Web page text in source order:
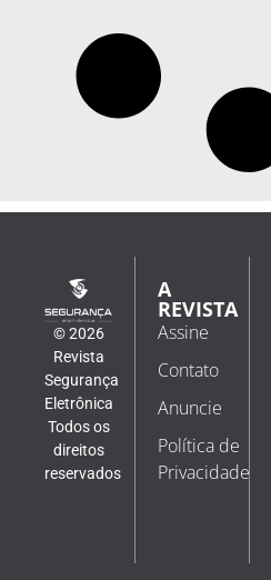
© 2026
Revista
Segurança
Eletrônica
Todos os
direitos
reservados
A
REVISTA
Assine
Contato
Anuncie
Política de
Privacidade